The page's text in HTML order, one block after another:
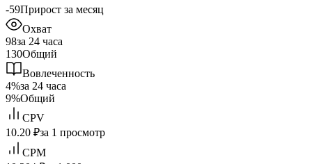
-59Прирост за месяц
Охват
98за 24 часа
130Общий
Вовлеченность
4%за 24 часа
9%Общий
CPV
10.20 ₽за 1 просмотр
CPM